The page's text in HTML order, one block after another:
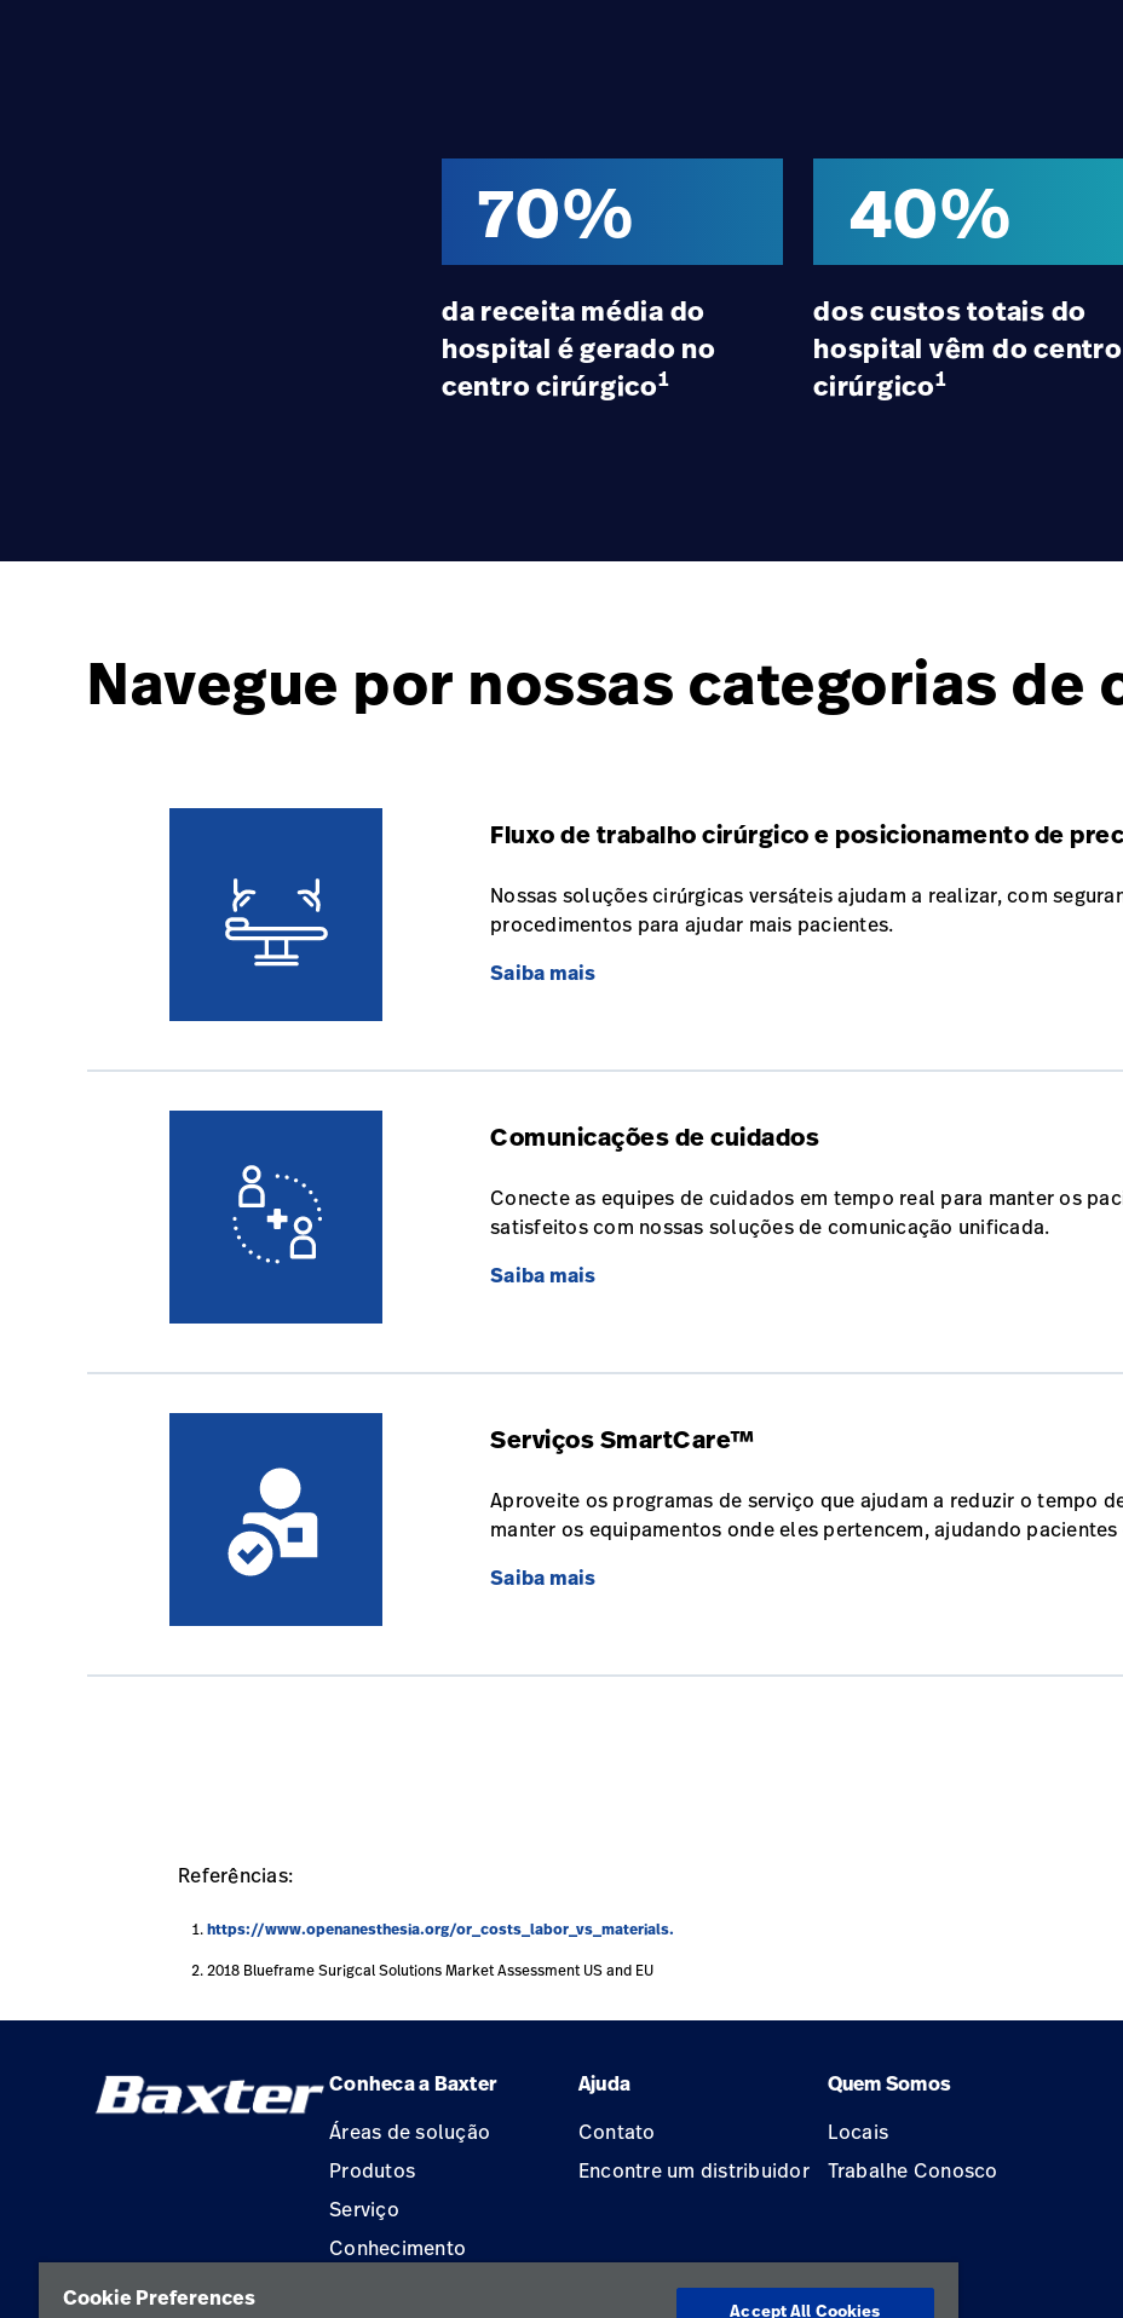
70% 40%
da receita média do
hospital é gerado no
centro cirúrgico1
dos custos totais do
hospital vêm do centro
cirúrgico1
Navegue por nossas categorias de
Fluxo de trabalho cirúrgico e posicionamento de
Nossas soluções cirúrgicas versáteis ajudam a realizar, com
procedimentos para ajudar mais pacientes.
Saiba mais
Comunicações de cuidados
Conecte as equipes de cuidados em tempo real para manter os
satisfeitos com nossas soluções de comunicação unificada.
Saiba mais
Serviços SmartCare™
Aproveite os programas de serviço que ajudam a reduzir o tempo
manter os equipamentos onde eles pertencem, ajudando
Saiba mais
Referências:
https://www.openanesthesia.org/or_costs_labor_vs_materials.
2018 Blueframe Surigcal Solutions Market Assessment US and EU
Conheca a Baxter Ajuda
Quem Somos
Áreas de solução
Produtos
Serviço
Conhecimento
Contato
Encontre um distribuidor
Locais
Trabalhe Conosco
Cookie Preferences Accept All Cookies